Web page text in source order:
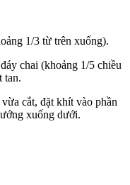
1/3 từ trên xuống).
chai (khoảng 1/5 chiều
tan.
cắt, đặt khít vào phần
xuống dưới.